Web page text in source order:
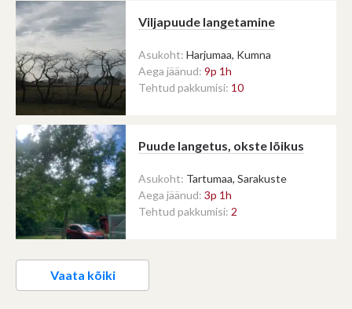
Viljapuude langetamine
Asukoht: Harjumaa, Kumna
Aega jäänud: 9p 1h
Tehtud pakkumisi: 10
Puude langetus, okste lõikus
Asukoht: Tartumaa, Sarakuste
Aega jäänud: 3p 1h
Tehtud pakkumisi: 2
Vaata kõiki